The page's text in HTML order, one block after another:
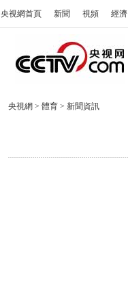
央視網首頁 新聞 視頻 經濟
央視網 > 體育 > 新聞資訊